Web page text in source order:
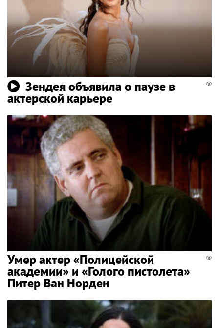
Зендея объявила о паузе в
актерской карьере
Умер актер «Полицейской
академии» и «Голого пистолета»
Питер Ван Норден